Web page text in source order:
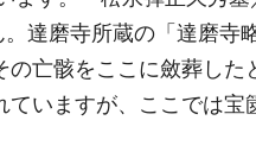
達磨寺所蔵の「達磨寺
亡骸をここに斂葬した
ていますが、ここでは宝